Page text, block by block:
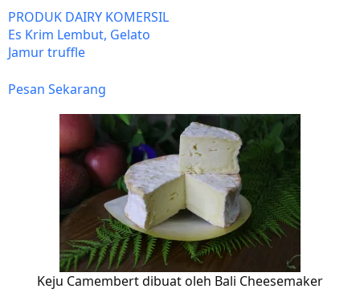
PRODUK DAIRY KOMERSIL
Es Krim Lembut, Gelato
Jamur truffle
Pesan Sekarang
Keju Camembert dibuat oleh Bali Cheesemaker